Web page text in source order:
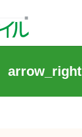
arrow_right